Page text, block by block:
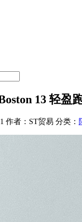
13 轻盈
作者：ST贸易 分类：